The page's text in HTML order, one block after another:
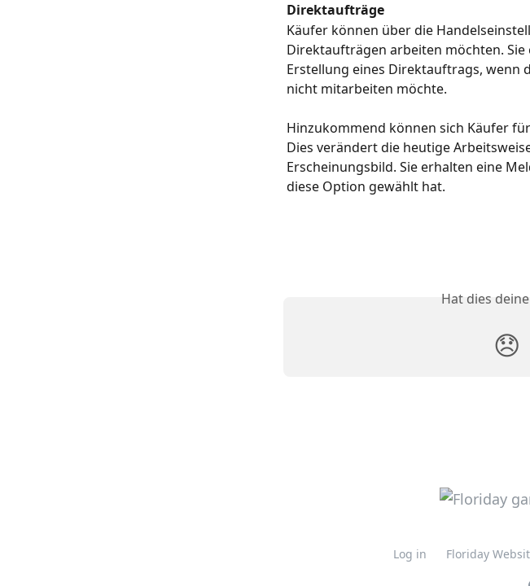
Direktaufträge
Käufer können über die
Direktaufträgen arbeiten möchten.
Erstellung eines Direktauftrags, wenn
nicht mitarbeiten möchte.
Hinzukommend können sich Käufer
Dies verändert die heutige
Erscheinungsbild. Sie erhalten eine
diese Option gewählt hat.
Hat dies
😞
Log in Floriday